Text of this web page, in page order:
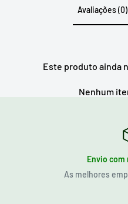
Avaliações (0)
Este produto ainda
Nenhum
Envio
As melhores